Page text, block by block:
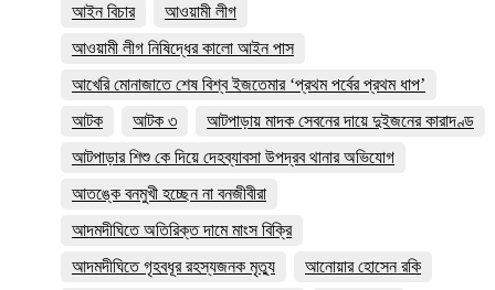
আইন বিচার
আওয়ামী লীগ
আওয়ামী লীগ নিষিদ্ধের কালো আইন পাস
আখেরি মোনাজাতে শেষ বিশ্ব ইজতেমার ‘প্রথম পর্বের প্রথম ধাপ’
আটক
আটক ৩
আটপাড়ায় মাদক সেবনের দায়ে দুইজনের কারাদণ্ড
আটপাড়ার শিশু কে দিয়ে দেহব্যাবসা উপদ্রব থানার অভিযোগ
আতঙ্কে বনমুখী হচ্ছেন না বনজীবীরা
আদমদীঘিতে অতিরিক্ত দামে মাংস বিক্রি
আদমদীঘিতে গৃহবধূর রহস্যজনক মৃত্যু
আনোয়ার হোসেন রকি